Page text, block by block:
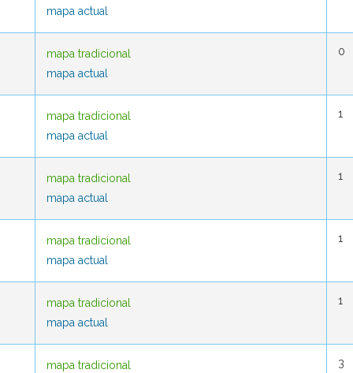
mapa actual
mapa tradicional
mapa actual
0
mapa tradicional
mapa actual
1
mapa tradicional
mapa actual
1
mapa tradicional
mapa actual
1
mapa tradicional
mapa actual
1
mapa tradicional
3
mapa actual
mapa tradicional
mapa actual
0
mapa tradicional
mapa actual
1
mapa tradicional
mapa actual
1
mapa tradicional
mapa actual
1
mapa tradicional
mapa actual
1
mapa tradicional
3